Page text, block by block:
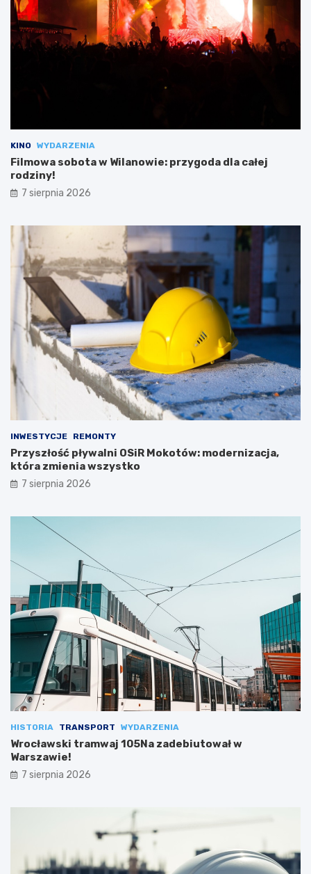
KINO WYDARZENIA
Filmowa sobota w Wilanowie: przygoda dla całej
rodziny!
7 sierpnia 2026
INWESTYCJE REMONTY
Przyszłość pływalni OSiR Mokotów: modernizacja,
która zmienia wszystko
7 sierpnia 2026
HISTORIA TRANSPORT WYDARZENIA
Wrocławski tramwaj 105Na zadebiutował w
Warszawie!
7 sierpnia 2026